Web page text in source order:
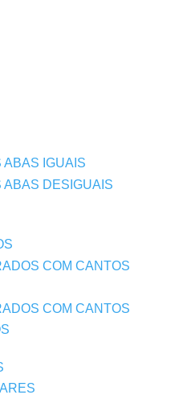
IGUAIS
DESIGUAIS
COM CANTOS
COM CANTOS